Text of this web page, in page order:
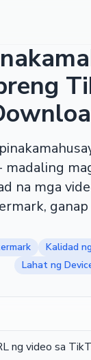
na mga
Kalidad
Lahat ng